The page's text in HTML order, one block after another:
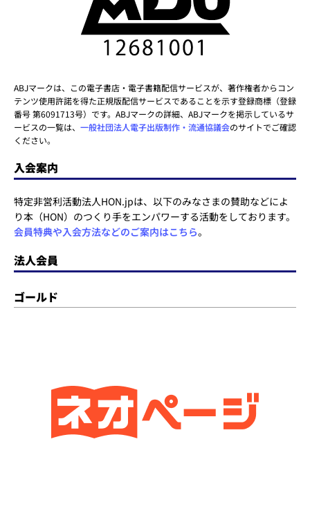
ABJマークは、この電子書店・電子書籍配信サービスが、著作権者からコン
テンツ使用許諾を得た正規版配信サービスであることを示す登録商標（登録
番号 第6091713号）です。ABJマークの詳細、ABJマークを掲示しているサ
ービスの一覧は、 一般社団法人電子出版制作・流通協議会のサイトでご確認
ください。
入会案内
特定非営利活動法人HON.jpは、以下のみなさまの賛助などによ
り本（HON）のつくり手をエンパワーする活動をしております。
会員特典や入会方法などのご案内はこちら。
法人会員
ゴールド